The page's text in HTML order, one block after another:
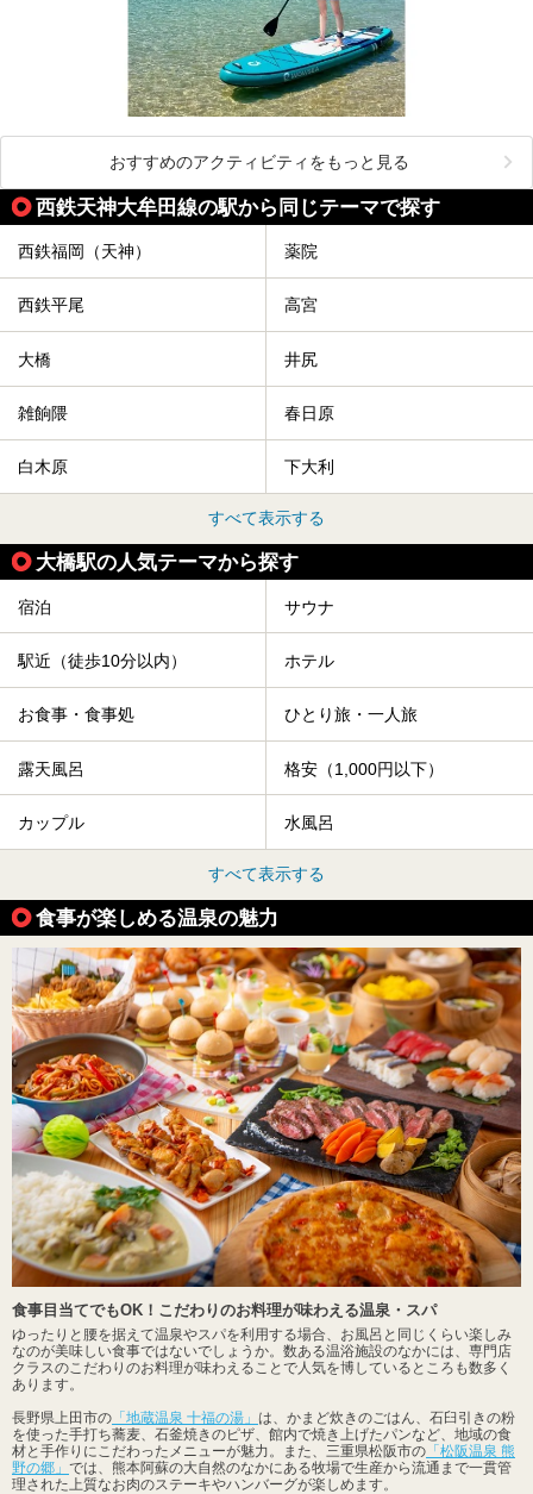
おすすめのアクティビティをもっと見る
西鉄天神大牟田線の駅から同じテーマで探す
西鉄福岡（天神） 薬院
西鉄平尾 高宮
大橋 井尻
雑餉隈 春日原
白木原 下大利
すべて表示する
大橋駅の人気テーマから探す
宿泊 サウナ
駅近（徒歩10分以内） ホテル
お食事・食事処 ひとり旅・一人旅
露天風呂 格安（1,000円以下）
カップル 水風呂
すべて表示する
食事が楽しめる温泉の魅力
食事目当てでもOK！こだわりのお料理が味わえる温泉・スパ
ゆったりと腰を据えて温泉やスパを利用する場合、お風呂と同じくらい楽しみ
なのが美味しい食事ではないでしょうか。数ある温浴施設のなかには、専門店
クラスのこだわりのお料理が味わえることで人気を博しているところも数多く
あります。
長野県上田市の 「地蔵温泉 十福の湯」 は、かまど炊きのごはん、石臼引きの粉
を使った手打ち蕎麦、石釜焼きのピザ、館内で焼き上げたパンなど、地域の食
材と手作りにこだわったメニューが魅力。また、三重県松阪市の 「松阪温泉 熊
野の郷」 では、熊本阿蘇の大自然のなかにある牧場で生産から流通まで一貫管
理された上質なお肉のステーキやハンバーグが楽しめます。